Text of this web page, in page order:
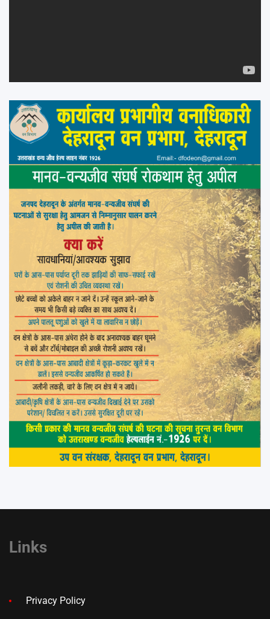
Links
Privacy Policy